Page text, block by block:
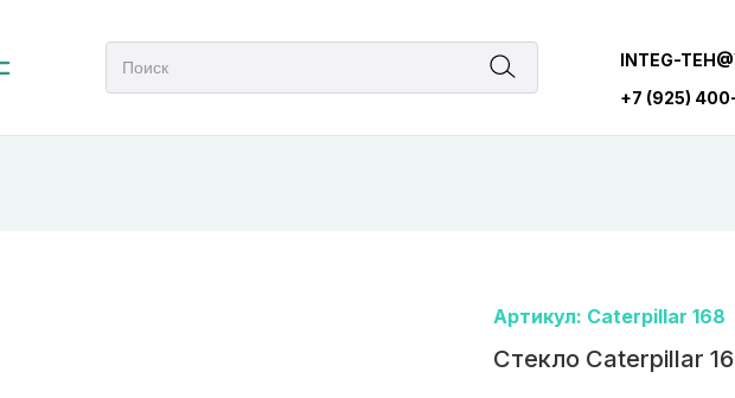
INTEG-
+7 (925)
Артикул: Caterpillar 168
Стекло Caterpillar